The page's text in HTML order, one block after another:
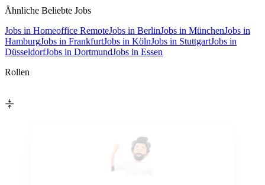
Ähnliche Beliebte Jobs
Jobs in Homeoffice RemoteJobs in BerlinJobs in MünchenJobs in
HamburgJobs in FrankfurtJobs in KölnJobs in StuttgartJobs in
DüsseldorfJobs in DortmundJobs in Essen
Rollen